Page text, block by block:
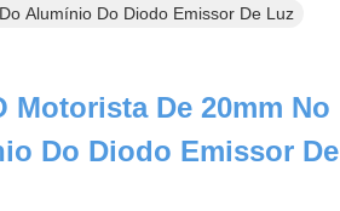
Alumínio Do Diodo Emissor De Luz
Motorista De 20mm No
Do Diodo Emissor De